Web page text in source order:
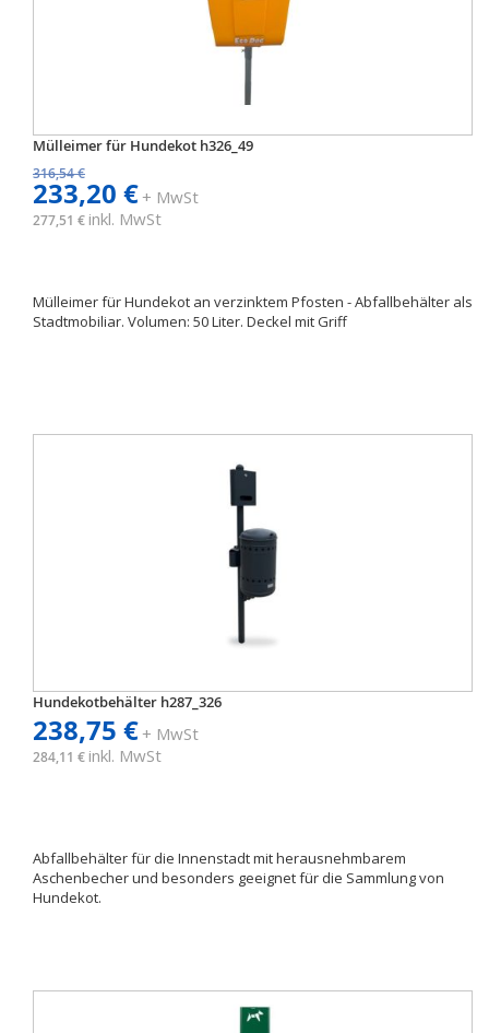
Mülleimer für Hundekot h326_49
316,54 €
233,20 €+ MwSt
277,51 € inkl. MwSt
Mülleimer für Hundekot an verzinktem Pfosten - Abfallbehälter als
Stadtmobiliar. Volumen: 50 Liter. Deckel mit Griff
Hundekotbehälter h287_326
238,75 €+ MwSt
284,11 € inkl. MwSt
Abfallbehälter für die Innenstadt mit herausnehmbarem
Aschenbecher und besonders geeignet für die Sammlung von
Hundekot.